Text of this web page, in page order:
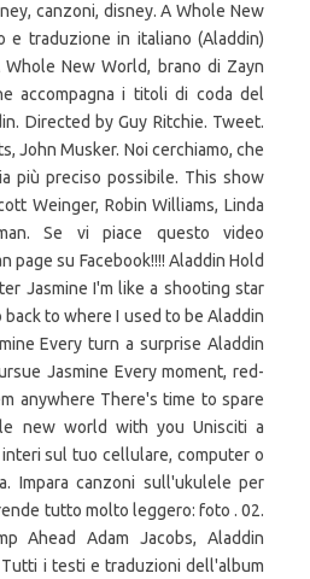
canzoni, disney. A Whole New
e traduzione in italiano (Aladdin)
New World, brano di Zayn
accompagna i titoli di coda del
Directed by Guy Ritchie. Tweet.
John Musker. Noi cerchiamo, che
più preciso possibile. This show
Weinger, Robin Williams, Linda
Se vi piace questo video
page su Facebook!!!! Aladdin Hold
Jasmine I'm like a shooting star
back to where I used to be Aladdin
Every turn a surprise Aladdin
Jasmine Every moment, red-
anywhere There's time to spare
new world with you Unisciti a
sul tuo cellulare, computer o
Impara canzoni sull'ukulele per
tutto molto leggero: foto . 02.
Ahead Adam Jacobs, Aladdin
i testi e traduzioni dell'album